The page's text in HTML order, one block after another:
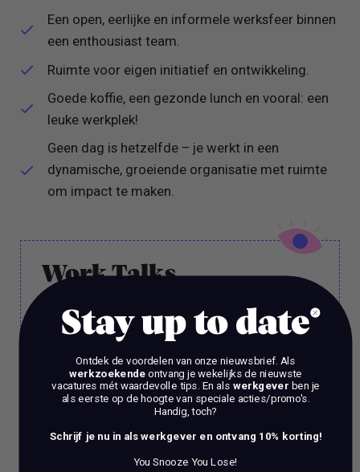
Een open, eerlijke en informele werksfeer binnen
een enthousiast team.
Ruimte voor eigen initiatief en ontwikkeling.
Goede koffie, een gezonde lunch en vooral: een
leuke werkplek!
Geen dag is hetzelfde – je werkt in een
dynamische, groeiende organisatie met ruimte
om impact te maken.
Work Talks
Wil je een stap vooruit zetten in je carrière?
Ben je op zoek naar meer dan alleen reguliere
coaching? Bij ons, Vacature Via, kun je dan in
gesprek met 1 van onze experts.
BOEK EEN 70 MIN CONSULT
BOEK EEN 70 MIN CONSULT
Stay up to date
Ontdek de voordelen van onze nieuwsbrief. Als
werkzoekendeontvang je wekelijks de nieuwste
vacatures mét waardevolle tips. En als werkgever ben je
als eerste op de hoogte van speciale acties/promo's.
Handig, toch?
Schrijf je nu in als werkgever en ontvang 10% korting!
You Snooze You Lose!